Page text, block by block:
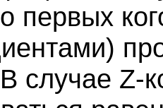
первых
случае Z-